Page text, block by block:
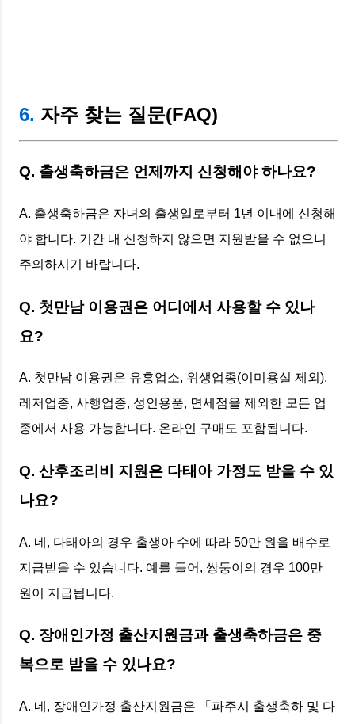
6. 자주 찾는 질문(FAQ)
Q. 출생축하금은 언제까지 신청해야 하나요?
A. 출생축하금은 자녀의 출생일로부터 1년 이내에 신청해
야 합니다. 기간 내 신청하지 않으면 지원받을 수 없으니
주의하시기 바랍니다.
Q. 첫만남 이용권은 어디에서 사용할 수 있나
요?
A. 첫만남 이용권은 유흥업소, 위생업종(이미용실 제외),
레저업종, 사행업종, 성인용품, 면세점을 제외한 모든 업
종에서 사용 가능합니다. 온라인 구매도 포함됩니다.
Q. 산후조리비 지원은 다태아 가정도 받을 수 있
나요?
A. 네, 다태아의 경우 출생아 수에 따라 50만 원을 배수로
지급받을 수 있습니다. 예를 들어, 쌍둥이의 경우 100만
원이 지급됩니다.
Q. 장애인가정 출산지원금과 출생축하금은 중
복으로 받을 수 있나요?
A. 네, 장애인가정 출산지원금은 「파주시 출생축하 및 다